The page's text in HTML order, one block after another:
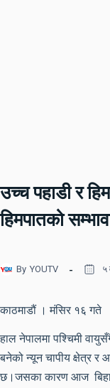
उच्च पहाडी र
हिमपातको
By YOUTV ५
काठमाडौं । मंसिर १६ गते
हाल नेपालमा पश्चिमी
बनेको न्यून चापीय क्षेत्र र
छ।जसका कारण आज बिहान